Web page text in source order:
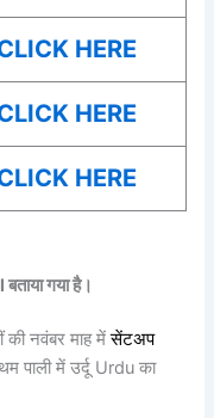
HERE
HERE
HERE
गया है।
की नवंबर माह मेंसेंटअप
पाली में उर्दू Urdu का